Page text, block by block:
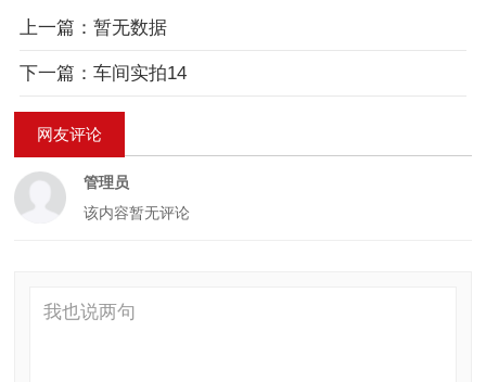
上一篇：暂无数据
下一篇：车间实拍14
网友评论
管理员
该内容暂无评论